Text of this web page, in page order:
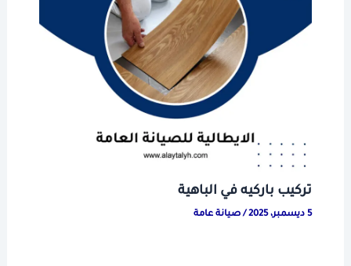
تركيب باركيه في الباهية
5 ديسمبر، 2025 /صيانة عامة